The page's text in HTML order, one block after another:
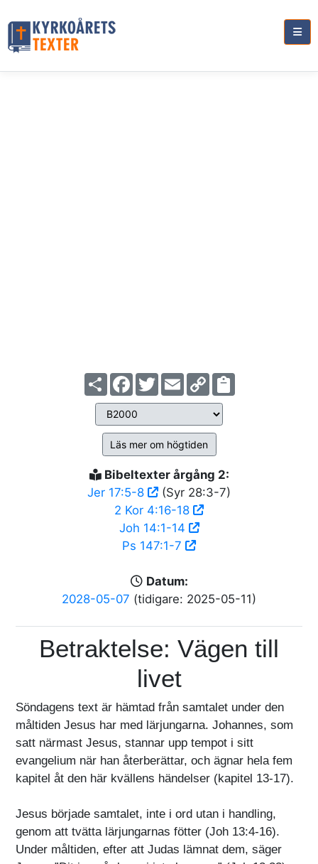
ShareFacebook
TwitterEmailCopy
Link
Läs mer om högtiden
Bibeltexter årgång 2:
Jer 17:5-8
(Syr 28:3-7)
2 Kor 4:16-18
Joh 14:1-14
Ps 147:1-7
Datum:
2028-05-07 (tidigare: 2025-05-11)
Betraktelse: Vägen till
livet
Söndagens text är hämtad från samtalet under den
måltiden Jesus har med lärjungarna. Johannes, som
satt närmast Jesus, stannar upp tempot i sitt
evangelium när han återberättar, och ägnar hela fem
kapitel åt den här kvällens händelser (kapitel 13-17).
Jesus började samtalet, inte i ord utan i handling,
genom att tvätta lärjungarnas fötter (Joh 13:4-16).
Under måltiden, efter att Judas lämnat dem, säger